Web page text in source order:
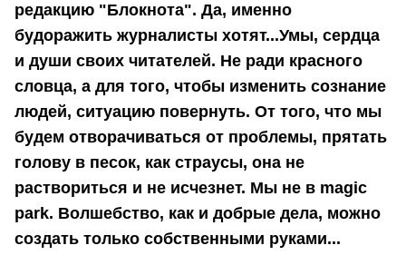
редакцию "Блокнота". Да, именно
будоражить журналисты хотят...Умы, сердца
и души своих читателей. Не ради красного
словца, а для того, чтобы изменить сознание
людей, ситуацию повернуть. От того, что мы
будем отворачиваться от проблемы, прятать
голову в песок, как страусы, она не
раствориться и не исчезнет. Мы не в magic
park. Волшебство, как и добрые дела, можно
создать только собственными руками...